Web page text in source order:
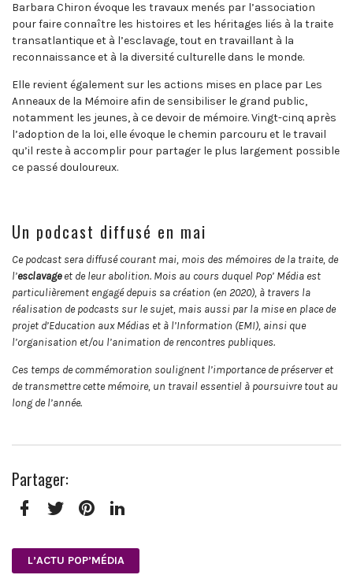
Barbara Chiron évoque les travaux menés par l’association
pour faire connaître les histoires et les héritages liés à la traite
transatlantique et à l’esclavage, tout en travaillant à la
reconnaissance et à la diversité culturelle dans le monde.
Elle revient également sur les actions mises en place par Les
Anneaux de la Mémoire afin de sensibiliser le grand public,
notamment les jeunes, à ce devoir de mémoire. Vingt-cinq après
l’adoption de la loi, elle évoque le chemin parcouru et le travail
qu’il reste à accomplir pour partager le plus largement possible
ce passé douloureux.
Un podcast diffusé en mai
Ce podcast sera diffusé courant mai, mois des mémoires de la traite, de
l’esclavageet de leur abolition. Mois au cours duquel Pop’ Média est
particulièrement engagé depuis sa création (en 2020), à travers la
réalisation de podcasts sur le sujet, mais aussi par la mise en place de
projet d’Education aux Médias et à l’Information (EMI), ainsi que
l’organisation et/ou l’animation de rencontres publiques.
Ces temps de commémoration soulignent l’importance de préserver et
de transmettre cette mémoire, un travail essentiel à poursuivre tout au
long de l’année.
Partager:
L’ACTU POP’MÉDIA